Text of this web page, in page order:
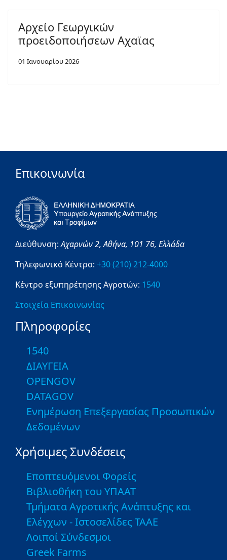
Αρχείο Γεωργικών
προειδοποιήσεων Αχαϊας
01 Ιανουαρίου 2026
Επικοινωνία
Διεύθυνση:Αχαρνών 2,Αθήνα, 101 76, Ελλάδα
Τηλεφωνικό Κέντρο: +30 (210) 212-4000
Κέντρο εξυπηρέτησης Αγροτών: 1540
Στοιχεία Επικοινωνίας
Πληροφορίες
1540
ΔΙΑΥΓΕΙΑ
OPENGOV
DATAGOV
Ενημέρωση Επεξεργασίας Προσωπικών
Δεδομένων
Χρήσιμες Συνδέσεις
Εποπτευόμενοι Φορείς
Βιβλιοθήκη του ΥΠΑΑΤ
Τμήματα Αγροτικής Ανάπτυξης και
Ελέγχων - Ιστοσελίδες ΤΑΑΕ
Λοιποί Σύνδεσμοι
Greek Farms